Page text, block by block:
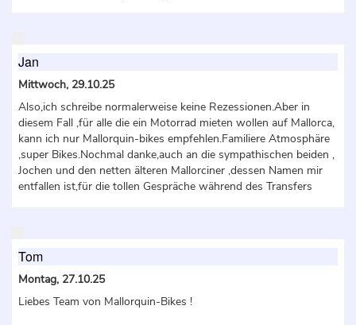
Jan
Mittwoch, 29.10.25
Also,ich schreibe normalerweise keine Rezessionen.Aber in
diesem Fall ,für alle die ein Motorrad mieten wollen auf Mallorca,
kann ich nur Mallorquin-bikes empfehlen.Familiere Atmosphäre
,super Bikes.Nochmal danke,auch an die sympathischen beiden ,
Jochen und den netten älteren Mallorciner ,dessen Namen mir
entfallen ist,für die tollen Gespräche während des Transfers
Tom
Montag, 27.10.25
Liebes Team von Mallorquin-Bikes !